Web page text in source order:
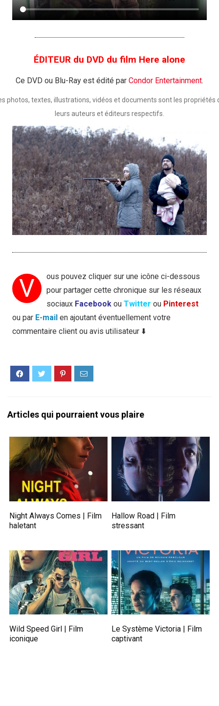
ÉDITEUR du DVD du film Here alone
Ce DVD ou Blu-Ray est édité par Condor Entertainment.
photos, textes, illustrations, vidéos et documents sont les propriétés
leurs auteurs et éditeurs respectifs.
V
ous pouvez cliquer sur une icône ci-dessous
pour partager cette chronique sur les réseaux
sociaux Facebook ou Twitter ou Pinterest
ou par E-mail en ajoutant éventuellement votre
commentaire client ou avis utilisateur ⬇️
Articles qui pourraient vous plaire
Night Always Comes | Film
haletant
Hallow Road | Film
stressant
Wild Speed Girl | Film
iconique
Le Système Victoria | Film
captivant